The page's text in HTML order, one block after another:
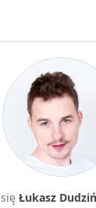
Algorytmy
Inne
C++
Elementarz Java
Pascal
Łukasz